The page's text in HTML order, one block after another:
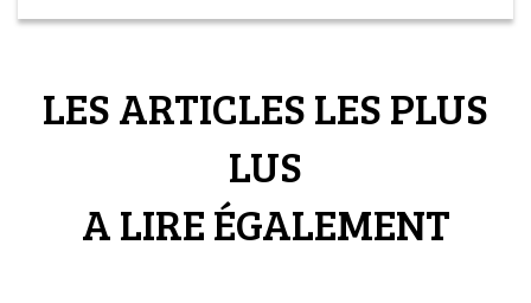
LES ARTICLES LES PLUS
LUS
A LIRE ÉGALEMENT